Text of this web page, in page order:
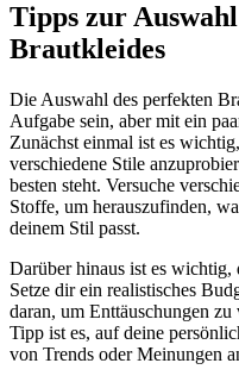
Tipps zur
Brautkleides
Die Auswahl des perfekten
Aufgabe sein, aber mit ein
Zunächst einmal ist es
verschiedene Stile
besten steht. Versuche
Stoffe, um herauszufinden,
deinem Stil passt.
Darüber hinaus ist es wichtig,
Setze dir ein realistisches
daran, um Enttäuschungen
Tipp ist es, auf deine
von Trends oder Meinungen